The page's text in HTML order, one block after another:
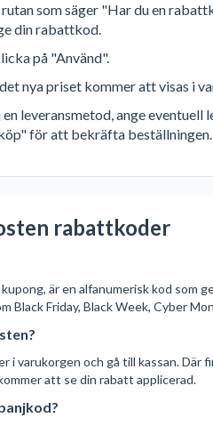
som säger "Har du en
din rabattkod.
på "Använd".
nya priset kommer att visas i
leveransmetod, ange eventuell
för att bekräfta beställningen.
rabattkoder
är en alfanumerisk kod som
Friday, Black Week, Cyber
i varukorgen och gå till kassan.
att se din rabatt applicerad.